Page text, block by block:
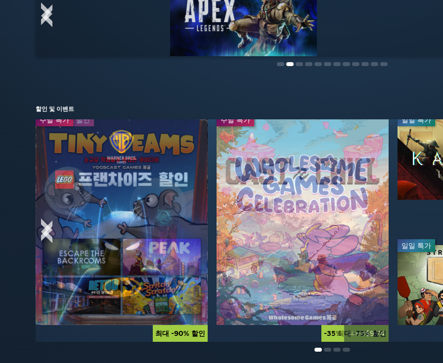
할인 및 이벤트
주말 특가
최대 -90% 할인
주말 특가
-35% $14.99$9.74
일일 특가
일일 특가
프랜차이즈 할인
최대 -90% 할인
주말 특가
최대 -75% 할인
실시간 방
-50% $49.99 $24.99
-67% $69.99$23.09
-50% $7.99$3.99
-60% $69.99$27.99
-40% $49.99 $29.99
-50% $39.99$19.99
-65% $39.99$13.99
-20% $69.99$55.99